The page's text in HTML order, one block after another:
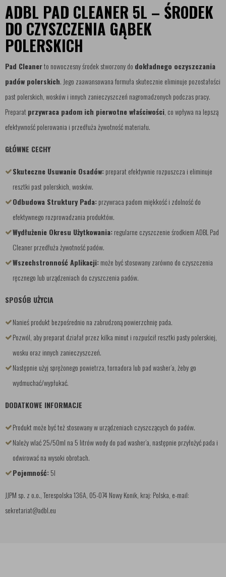
ADBL PAD CLEANER 5L – ŚRODEK
DO CZYSZCZENIA GĄBEK
POLERSKICH
Pad Cleanerto nowoczesny środek stworzony do dokładnego oczyszczania
padów polerskich. Jego zaawansowana formuła skutecznie eliminuje pozostałości
past polerskich, wosków i innych zanieczyszczeń nagromadzonych podczas pracy.
Preparatprzywraca padom ich pierwotne właściwości , co wpływa na lepszą
efektywność polerowania i przedłuża żywotność materiału.
GŁÓWNE CECHY
Skuteczne Usuwanie Osadów:preparat efektywnie rozpuszcza i eliminuje
resztki past polerskich, wosków.
Odbudowa Struktury Pada:przywraca padom miękkość i zdolność do
efektywnego rozprowadzania produktów.
Wydłużenie Okresu Użytkowania:regularne czyszczenie środkiem ADBL Pad
Cleaner przedłuża żywotność padów.
Wszechstronność Aplikacji:może być stosowany zarówno do czyszczenia
ręcznego lub urządzeniach do czyszczenia padów.
SPOSÓB UŻYCIA
Nanieś produkt bezpośrednio na zabrudzoną powierzchnię pada.
Pozwól, aby preparat działał przez kilka minut i rozpuścił resztki pasty polerskiej,
wosku oraz innych zanieczyszczeń.
Następnie użyj sprężonego powietrza, tornadora lub pad washer’a, żeby go
wydmuchać/wypłukać.
DODATKOWE INFORMACJE
Produkt może być też stosowany w urządzeniach czyszczących do padów.
Należy wlać 25/50ml na 5 litrów wody do pad washer’a, następnie przyłożyć pada i
odwirować na wysoki obrotach.
Pojemność:5l
JJPM sp. z o.o., Terespolska 136A, 05-074 Nowy Konik, kraj: Polska, e-mail:
sekretariat@adbl.eu